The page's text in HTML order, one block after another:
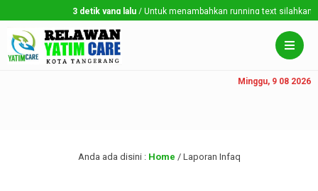
3 detik yang lalu/ Untuk menambahkan running text silahkan ke
Minggu, 9 08 2026
Anda ada disini : Home / Laporan Infaq